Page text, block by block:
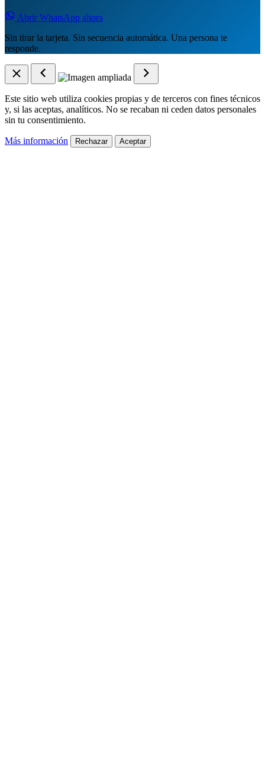
Abrir WhatsApp ahora
Sin tirar la tarjeta. Sin secuencia automática. Una persona te
responde.
Este sitio web utiliza cookies propias y de terceros con fines técnicos
y, si las aceptas, analíticos. No se recaban ni ceden datos personales
sin tu consentimiento.
Más información Rechazar Aceptar